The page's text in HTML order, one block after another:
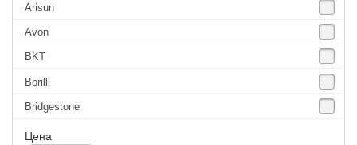
Arisun
Avon
BKT
Borilli
Bridgestone
Continental
Цена